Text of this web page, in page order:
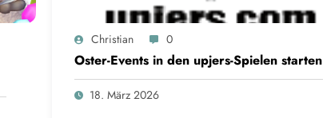
Christian 0
Oster-Events in den upjers-Spielen starten
18. März 2026